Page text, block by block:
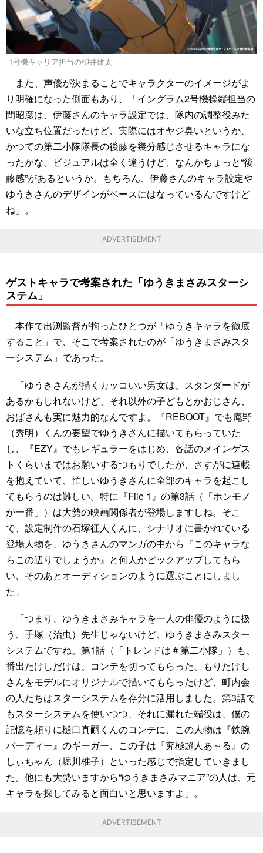
1号機キャリア担当の柳井雄太
また、声優が決まることでキャラクターのイメージがよ
り明確になった側面もあり、「イングラム2号機操縦担当の
間昭彦は、伊藤さんのキャラ設定では、隊内の調整役みた
いな立ち位置だったけど、実際にはオヤジ臭いというか、
かつての第二小隊隊長の後藤を幾分感じさせるキャラにな
ったかな。ビジュアルは全く違うけど、なんかちょっと“後
藤感”があるというか。もちろん、伊藤さんのキャラ設定や
ゆうきさんのデザインがベースにはなっているんですけど
ね」。
ADVERTISEMENT
ゲストキャラで考案された「ゆうきまさみスターシ
ステム」
本作で出渕監督が拘ったひとつが「ゆうきキャラを徹底
すること」で、そこで考案されたのが「ゆうきまさみスタ
ーシステム」であった。
「ゆうきさんが描くカッコいい男女は、スタンダードが
あるかもしれないけど、それ以外の子どもとかおじさん、
おばさんも実に魅力的なんですよ。『REBOOT』でも庵野
（秀明）くんの要望でゆうきさんに描いてもらっていた
し、『EZY』でもレギュラーをはじめ、各話のメインゲス
トくらいまではお願いするつもりでしたが、さすがに連載
を抱えていて、忙しいゆうきさんに全部のキャラを起こし
てもらうのは難しい。特に『File 1』の第3話（「ホンモノ
が一番」）は大勢の映画関係者が登場しますしね。そこ
で、設定制作の石塚征人くんに、シナリオに書かれている
登場人物を、ゆうきさんのマンガの中から『このキャラな
らこの辺りでしょうか』と何人かピックアップしてもら
い、そのあとオーディションのように選ぶことにしまし
た」
「つまり、ゆうきまさみキャラを一人の俳優のように扱
う、手塚（治虫）先生じゃないけど、ゆうきまさみスター
システムですね。第1話（「トレンドは＃第二小隊」）も、
番出たけしだけは、コンテを切ってもらった、もりたけし
さんをモデルにオリジナルで描いてもらったけど、町内会
の人たちはスターシステムを存分に活用しました。第3話で
もスターシステムを使いつつ、それに漏れた端役は、僕の
記憶を頼りに樋口真嗣くんのコンテに、この人物は『鉄腕
バーディー』のギーガー、この子は『究極超人あ～る』の
しぃちゃん（堀川椎子）といった感じで指定していきまし
た。他にも大勢いますから“ゆうきまさみマニア”の人は、元
キャラを探してみると面白いと思いますよ」。
ADVERTISEMENT